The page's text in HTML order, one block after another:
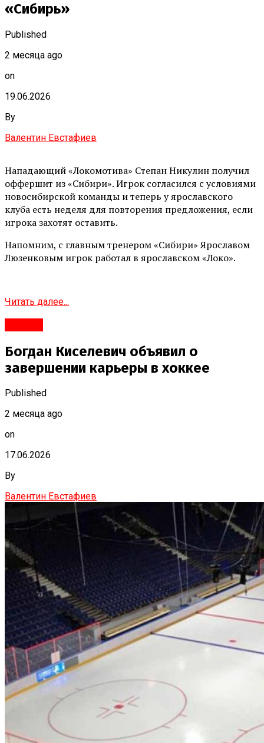
«Сибирь»
Published
2 месяца ago
on
19.06.2026
By
Валентин Евстафиев
Нападающий «Локомотива» Степан Никулин получил
оффершит из «Сибири». Игрок согласился с условиями
новосибирской команды и теперь у ярославского
клуба есть неделя для повторения предложения, если
игрока захотят оставить.
Напомним, с главным тренером «Сибири» Ярославом
Люзенковым игрок работал в ярославском «Локо».
Читать далее...
Богдан Киселевич объявил о
завершении карьеры в хоккее
Published
2 месяца ago
on
17.06.2026
By
Валентин Евстафиев